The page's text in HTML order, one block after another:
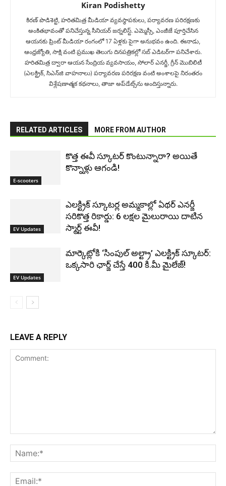
Kiran Podishetty
కిరణ్ పొడిశెట్టి, హరితమిత్ర మీడియా వ్యవస్థాపకులు, పర్యావరణ పరిరక్షణకు
అంకితభావంతో పనిచేస్తున్న సీనియ‌ర్‌ జర్నలిస్ట్. ఎమ్మెస్సీ, ఎంజీజే పూర్తిచేసిన‌
ఆయనకు ప్రింట్ మీడియా రంగంలో 17 ఏళ్లకు పైగా అనుభవం ఉంది. ఈనాడు,
ఆంధ్రజ్యోతి, సాక్షి వంటి ప్రముఖ తెలుగు దినపత్రికల్లో సబ్‌ ఎడిటర్‌గా ప‌నిచేశారు.
హరితమిత్ర ద్వారా ఆయన సేంద్రియ వ్యవసాయం, సోలార్ ఎనర్జీ, గ్రీన్ మొబిలిటీ
(ఎలక్ట్రిక్‌, సిఎన్‌జి వాహనాలు) ప‌ర్యావ‌ర‌ణ ప‌రిర‌క్ష‌ణ వంటి అంశాలపై నిరంతరం
విశ్లేషణాత్మక కథనాలు, తాజా అప్‌డేట్స్‌ను అందిస్తున్నారు.
RELATED ARTICLES MORE FROM AUTHOR
E-scooters
కొత్త ఈవీ స్కూట‌ర్ కొంటున్నారా? అయితే
కొన్నాళ్లు ఆగండి!
EV Updates
ఎలక్ట్రిక్ స్కూటర్ల అమ్మకాల్లో ఏథర్ ఎనర్జీ
సరికొత్త రికార్డు: 6 లక్షల మైలురాయి దాటిన
స్మార్ట్ ఈవీ!
EV Updates
మార్కెట్లోకి ‘సింపుల్ అల్ట్రా’ ఎలక్ట్రిక్ స్కూటర్:
ఒక్కసారి ఛార్జ్ చేస్తే 400 కి.మీ మైలేజ్!
LEAVE A REPLY